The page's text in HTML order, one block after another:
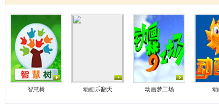
智慧树 动画乐翻天 动画梦工场 动